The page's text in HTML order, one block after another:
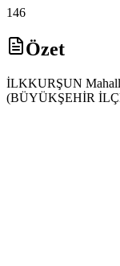
146
Özet
İLKKURŞUN
(BÜYÜKŞEHİR